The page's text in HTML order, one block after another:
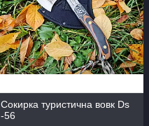
Сокирка туристична вовк Ds
-56